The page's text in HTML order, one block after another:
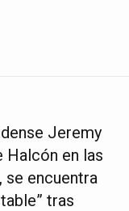
Jeremy
Halcón en las
encuentra
tras